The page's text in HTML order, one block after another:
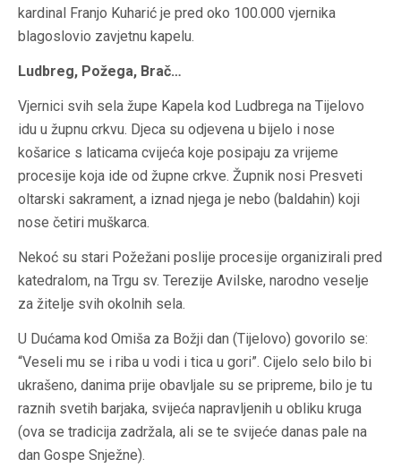
kardinal Franjo Kuharić je pred oko 100.000 vjernika
blagoslovio zavjetnu kapelu.
Ludbreg, Požega, Brač…
Vjernici svih sela župe Kapela kod Ludbrega na Tijelovo
idu u župnu crkvu. Djeca su odjevena u bijelo i nose
košarice s laticama cvijeća koje posipaju za vrijeme
procesije koja ide od župne crkve. Župnik nosi Presveti
oltarski sakrament, a iznad njega je nebo (baldahin) koji
nose četiri muškarca.
Nekoć su stari Požežani poslije procesije organizirali pred
katedralom, na Trgu sv. Terezije Avilske, narodno veselje
za žitelje svih okolnih sela.
U Dućama kod Omiša za Božji dan (Tijelovo) govorilo se:
“Veseli mu se i riba u vodi i tica u gori”. Cijelo selo bilo bi
ukrašeno, danima prije obavljale su se pripreme, bilo je tu
raznih svetih barjaka, svijeća napravljenih u obliku kruga
(ova se tradicija zadržala, ali se te svijeće danas pale na
dan Gospe Snježne).